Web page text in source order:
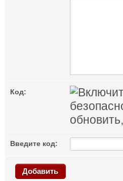
Код:
Введите код:
Добавить